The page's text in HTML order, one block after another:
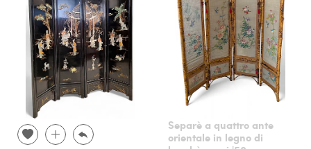
Separè a quattro ante
orientale in legno di